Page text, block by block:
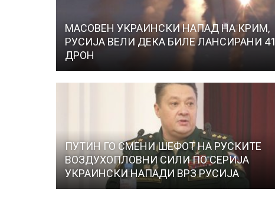
МАСОВЕН УКРАИНСКИ НАПАД НА КРИМ,
РУСИЈА ВЕЛИ ДЕКА БИЛЕ ЛАНСИРАНИ 41
ДРОН
ПУТИН ГО СМЕНИ ШЕФОТ НА РУСКИТЕ
ВОЗДУХОПЛОВНИ СИЛИ ПО СЕРИЈА
УКРАИНСКИ НАПАДИ ВРЗ РУСИЈА